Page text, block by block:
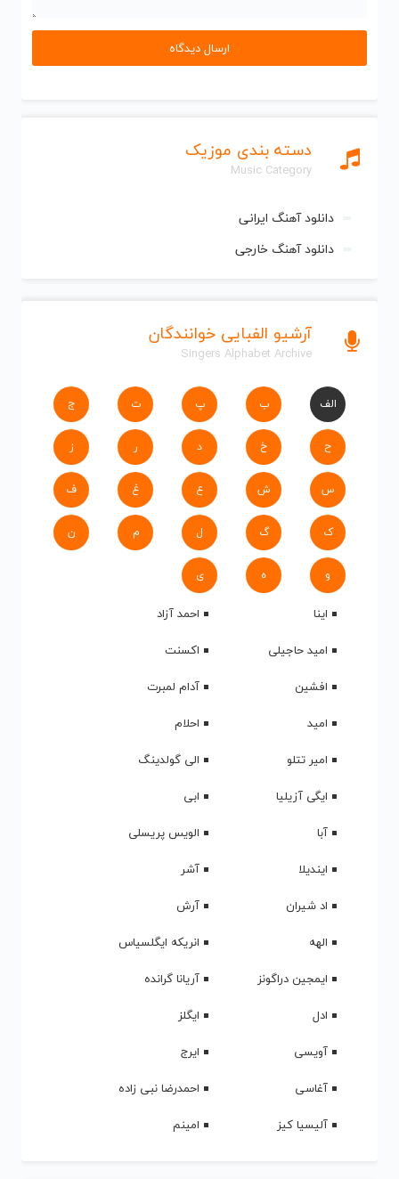
دسته بندی موزیک
Music Category
دانلود آهنگ ایرانی
دانلود آهنگ خارجی
آرشیو الفبایی خوانندگان
Singers Alphabet Archive
الف ب پ ت ج
ح خ د ر ز
س ش ع غ ف
ک گ ل م ن
و ه ی
اینا
احمد آزاد
امید حاجیلی
اکسنت
افشین
آدام لمبرت
امید
احلام
امیر تتلو
الی گولدینگ
ایگی آزیلیا
ابی
آبا
الویس پریسلی
ایندیلا
آشر
اد شیران
آرش
الهه
انریکه ایگلسیاس
ایمجین دراگونز
آریانا گرانده
ادل
ایگلز
آویسی
ایرج
آغاسی
احمدرضا نبی زاده
آلیسیا کیز
امینم